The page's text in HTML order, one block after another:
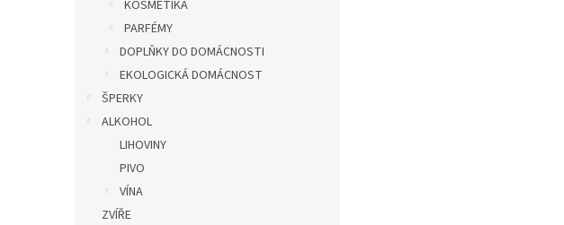
KOSMETIKA
PARFÉMY
DOPLŇKY DO DOMÁCNOSTI
EKOLOGICKÁ DOMÁCNOST
ŠPERKY
ALKOHOL
LIHOVINY
PIVO
VÍNA
ZVÍŘE